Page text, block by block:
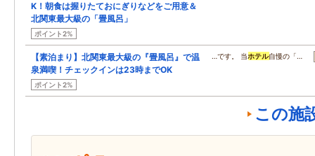
K！朝食は握りたておにぎりなどをご用意＆
北関東最大級の「畳風呂」
ポイント2%
【素泊まり】北関東最大級の『畳風呂』で温
泉満喫！チェックインは23時までOK
ポイント2%
…です。 当ホテル自慢の「…
この施